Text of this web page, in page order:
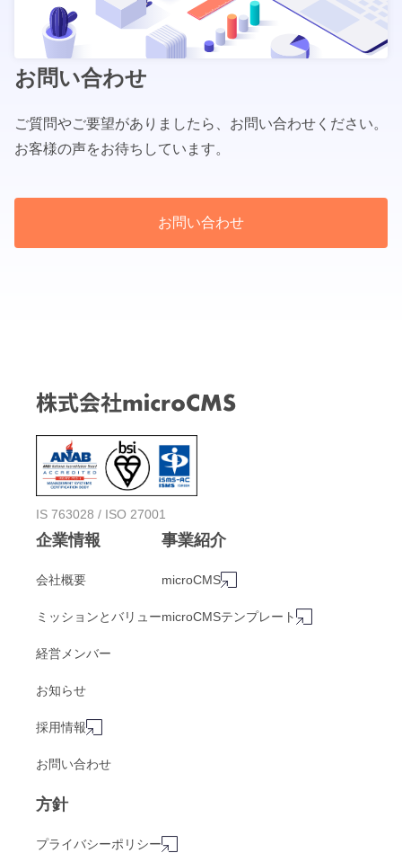
お問い合わせ
ご質問やご要望がありましたら、お問い合わせください。
お客様の声をお待ちしています。
お問い合わせ
IS 763028 / ISO 27001
企業情報
会社概要
ミッションとバリュー
経営メンバー
お知らせ
採用情報
お問い合わせ
事業紹介
microCMS
microCMSテンプレート
方針
プライバシーポリシー